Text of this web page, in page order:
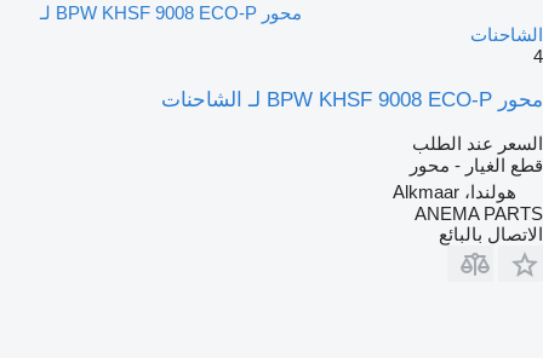
محور BPW KHSF 9008 ECO-P لـ
الشاحنات
4
محور BPW KHSF 9008 ECO-P لـ الشاحنات
السعر عند الطلب
قطع الغيار - محور
هولندا، Alkmaar
ANEMA PARTS
الاتصال بالبائع